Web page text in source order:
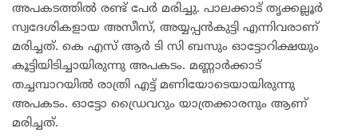
അപകടത്തില്‍ രണ്ട് പേര്‍ മരിച്ചു. പാലക്കാട് തൃക്കല്ലൂര്‍
സ്വദേശികളായ അസീസ്, അയ്യപ്പന്‍കുട്ടി എന്നിവരാണ്
മരിച്ചത്. കെ എസ് ആർ ടി സി ബസും ഓട്ടോറിക്ഷയും
കൂട്ടിയിടിച്ചായിരുന്നു അപകടം. മണ്ണാര്‍ക്കാട്
തച്ചമ്പാറയില്‍ രാത്രി എട്ട് മണിയോടെയായിരുന്നു
അപകടം. ഓട്ടോ ഡ്രൈവറും യാത്രക്കാരനും ആണ്
മരിച്ചത്.